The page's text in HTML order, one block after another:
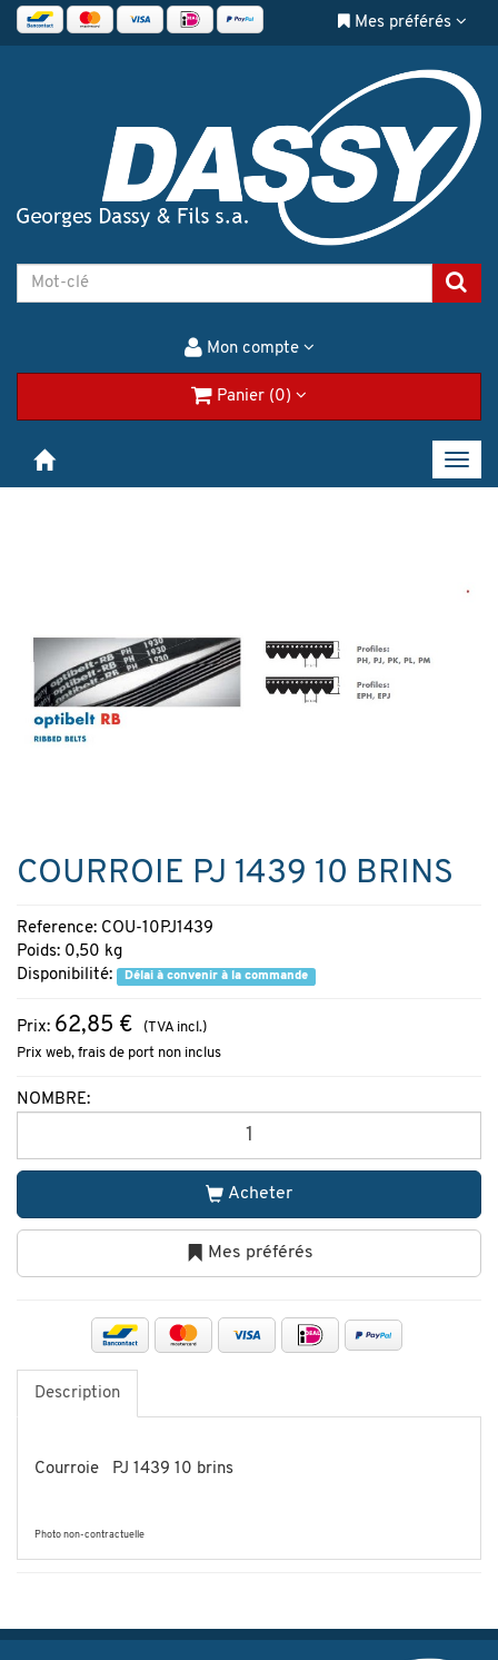
Mes préférés
Mon compte
Panier (0)
COURROIE PJ 1439 10 BRINS
Reference: COU-10PJ1439
Poids: 0,50 kg
Disponibilité:
Délai à convenir à la commande
Prix: 62,85 €
(TVA incl.)
Prix web, frais de port non inclus
NOMBRE:
Acheter
Mes préférés
Description
Courroie PJ 1439 10 brins
Photo non-contractuelle